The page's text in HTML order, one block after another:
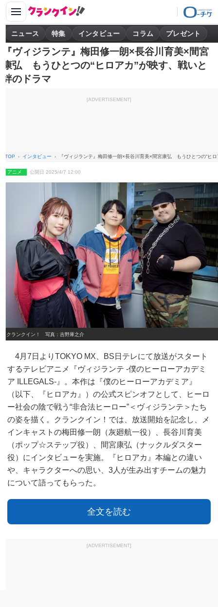
ニュース 特集 インタビュー コラム プレゼント
『ヴィジランテ』梅田修一朗×長谷川育美×間宮
康弘 もうひとつの“ヒロアカ”が映す、戦いと
絆のドラマ
[ADVERTISEMENT]
TOP インタビュー 『ヴィジランテ』梅田修一朗×長谷川育美×間宮康弘 もうひとつの“ヒ
アニメ 公開日 2025/4/7 12:00
クランクイン！ 写真：吉野庫之介
4月7日よりTOKYO MX、BS日テレにて放送がスタート
するテレビアニメ『ヴィジランテ -僕のヒーローアカデミ
ア ILLEGALS-』。本作は『僕のヒーローアカデミア』
（以下、『ヒロアカ』）の公式スピンオフとして、ヒーロ
ー社会の陰で戦う“非合法ヒーロー”＜ヴィジランテ＞たち
の姿を描く。クランクイン！では、放送開始を記念し、メ
インキャストの梅田修一朗（灰廻航一役）、長谷川育美
（ポップ☆ステップ役）、間宮康弘（ナックルダスター
役）にインタビューを実施。『ヒロアカ』本編との違い
や、キャラクターへの思い、3人が生み出すチームの魅力
について語ってもらった。
全文を読む
[ADVERTISEMENT]